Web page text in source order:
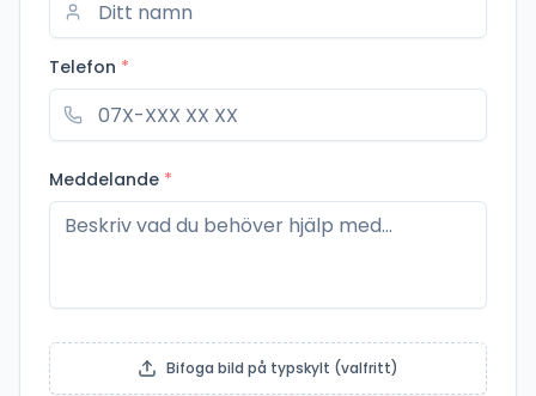
Telefon *
Meddelande *
Bifoga bild på typskylt (valfritt)